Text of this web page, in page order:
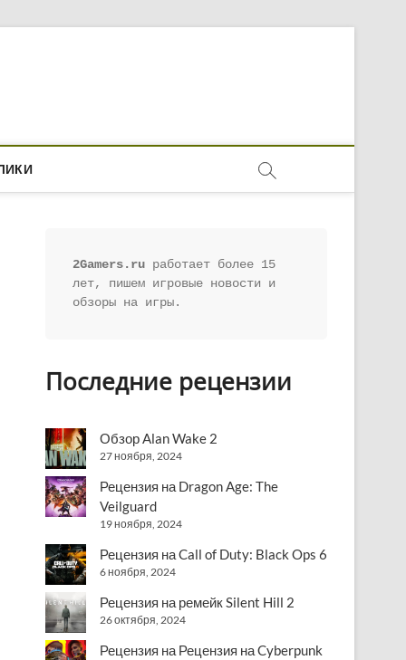
2Gamers.ru работает более 15
лет, пишем игровые новости и
обзоры на игры.
Последние рецензии
Обзор Alan Wake 2
27 ноября, 2024
Рецензия на Dragon Age: The
Veilguard
19 ноября, 2024
Рецензия на Call of Duty: Black Ops 6
6 ноября, 2024
Рецензия на ремейк Silent Hill 2
26 октября, 2024
Рецензия на Рецензия на Cyberpunk